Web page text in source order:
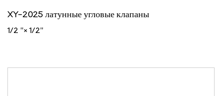
XY-2025 латунные угловые клапаны
1/2 "× 1/2"